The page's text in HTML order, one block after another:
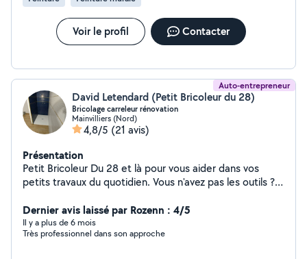
Voir le profil Contacter
Auto-entrepreneur
David Letendard (Petit Bricoleur du 28)
Bricolage carreleur rénovation
Mainvilliers (Nord)
4,8/5 (21 avis)
Présentation
Petit Bricoleur Du 28 et là pour vous aider dans vos
petits travaux du quotidien. Vous n'avez pas les outils ?
de meuble, peinture, revêtement sol et mur,
remplacement robinet, réparation fenêtre, volet, porte,
etc......) N'hésitez pas à me contacter pour plus de
Dernier avis laissé par Rozenn : 4/5
Il y a plus de 6 mois
Très professionnel dans son approche